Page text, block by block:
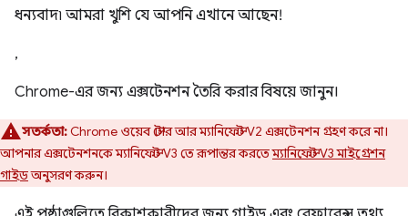
ধন্যবাদ৷ আমরা খুশি যে আপনি এখানে আছেন!
,
Chrome-এর জন্য এক্সটেনশন তৈরি করার বিষয়ে জানুন।
সতর্কতা:Chrome ওয়েব স্টোর আর ম্যানিফেস্ট V2 এক্সটেনশন গ্রহণ করে না।
আপনার এক্সটেনশনকে ম্যানিফেস্ট V3 তে রূপান্তর করতেম্যানিফেস্ট V3 মাইগ্রেশন
গাইডঅনুসরণ করুন।